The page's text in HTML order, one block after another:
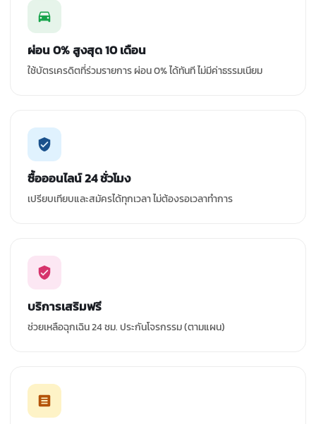
ผ่อน 0% สูงสุด 10 เดือน
ใช้บัตรเครดิตที่ร่วมรายการ ผ่อน 0% ได้ทันที ไม่มีค่าธรรมเนียม
ซื้อออนไลน์ 24 ชั่วโมง
เปรียบเทียบและสมัครได้ทุกเวลา ไม่ต้องรอเวลาทำการ
บริการเสริมฟรี
ช่วยเหลือฉุกเฉิน 24 ชม. ประกันโจรกรรม (ตามแผน)